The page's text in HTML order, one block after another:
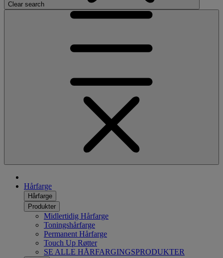
Clear search
Hårfarge
Hårfarge
Produkter
Midlertidig Hårfarge
Toningshårfarge
Permanent Hårfarge
Touch Up Røtter
SE ALLE HÅRFARGINGSPRODUKTER